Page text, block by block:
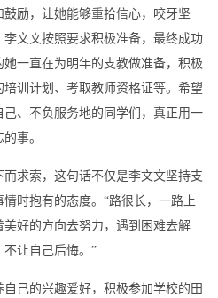
励，让她能够重拾信心，咬牙坚
文文按照要求积极准备，最终成功
一直在为明年的支教做准备，积极
训计划、考取教师资格证等。希望
、不负服务地的同学们，真正用一
事。
求索，这句话不仅是李文文坚持支
时抱有的态度。“路很长，一路上
好的方向去努力，遇到困难去解
让自己后悔。”
己的兴趣爱好，积极参加学校的田